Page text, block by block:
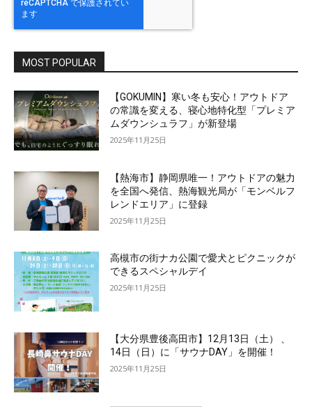
MOST POPULAR
【GOKUMIN】寒い冬も安心！アウトドア
の常識を変える、寝心地特化型「プレミア
ムダウンシュラフ」が新登場
2025年11月25日
【熱海市】静岡県唯一！アウトドアの魅力
を全国へ発信、熱海観光局が「モンベルフ
レンドエリア」に登録
2025年11月25日
高槻市の街ナカ公園で愛犬とピクニックが
できるスペシャルデイ
2025年11月25日
【大分県豊後高田市】12月13日（土） 、
14日（日）に「サウナDAY」を開催！
2025年11月25日